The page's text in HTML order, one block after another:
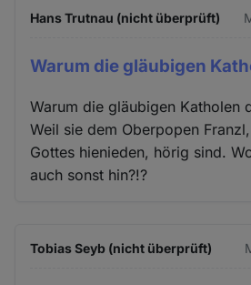
Hans Trutnau (nicht überprüft)
Warum die gläubigen
Warum die gläubigen Katholen
Weil sie dem Oberpopen
Gottes hienieden, hörig sind.
auch sonst hin?!?
Tobias Seyb (nicht überprüft)